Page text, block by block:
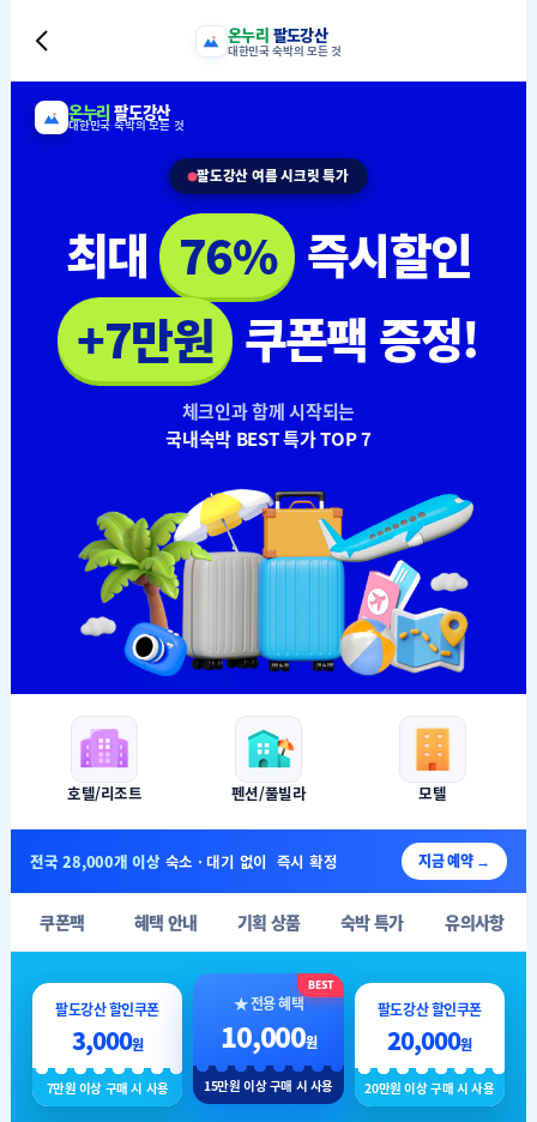
온누리 팔도강산
대한민국 숙박의 모든 것
온누리 팔도강산
대한민국 숙박의 모든 것
팔도강산 여름 시크릿 특가
최대 76% 즉시할인
+7만원 쿠폰팩 증정!
체크인과 함께 시작되는
국내숙박 BEST 특가 TOP 7
호텔/리조트 펜션/풀빌라 모텔
전국 28,000개 이상숙소 · 대기 없이 즉시 확정 지금 예약 →
쿠폰팩 혜택 안내 기획 상품 숙박 특가 유의사항
팔도강산 할인쿠폰
3,000원
7만원 이상 구매 시 사용
BEST
★ 전용 혜택
10,000원
15만원 이상 구매 시 사용
팔도강산 할인쿠폰
20,000원
20만원 이상 구매 시 사용